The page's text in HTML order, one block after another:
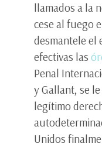
llamados a la
cese al fuego
desmantele el
efectivas las
Penal
y Gallant, se
legítimo
Unidos